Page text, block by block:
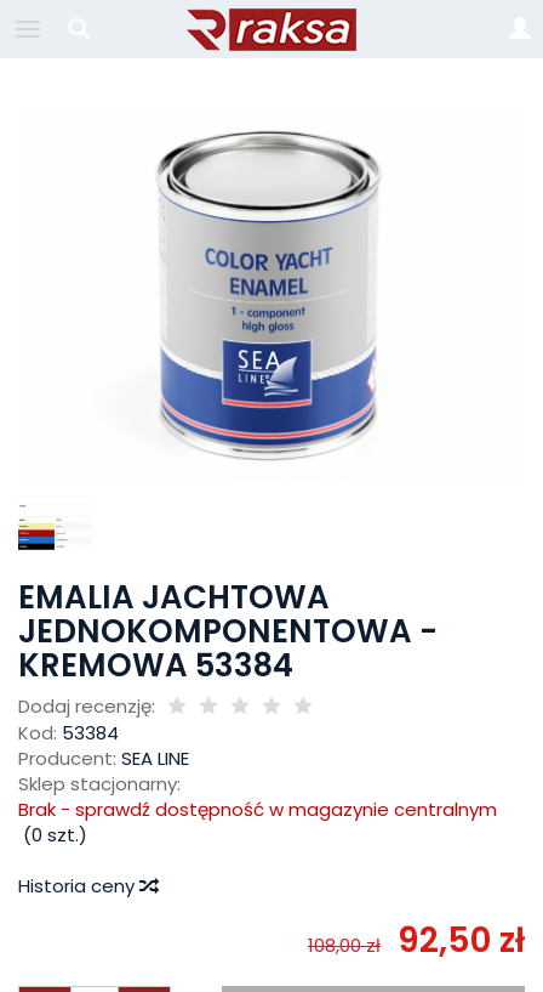
EMALIA JACHTOWA
JEDNOKOMPONENTOWA -
KREMOWA 53384
Dodaj recenzję:
Kod: 53384
Producent: SEA LINE
Sklep stacjonarny:
Brak - sprawdź dostępność w magazynie centralnym
(0 szt.)
Historia ceny
108,00 zł 92,50 zł